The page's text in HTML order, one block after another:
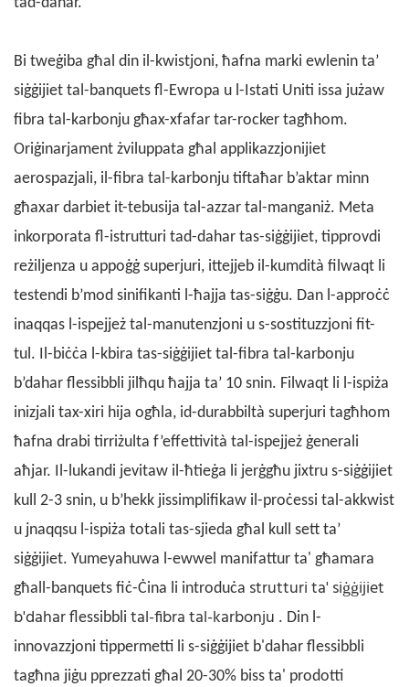
Bi tweġiba għal din il-kwistjoni, ħafna marki ewlenin ta’
siġġijiet tal-banquets fl-Ewropa u l-Istati Uniti issa jużaw
fibra tal-karbonju għax-xfafar tar-rocker tagħhom.
Oriġinarjament żviluppata għal applikazzjonijiet
aerospazjali, il-fibra tal-karbonju tiftaħar b’aktar minn
għaxar darbiet it-tebusija tal-azzar tal-manganiż. Meta
inkorporata fl-istrutturi tad-dahar tas-siġġijiet, tipprovdi
reżiljenza u appoġġ superjuri, ittejjeb il-kumdità filwaqt li
testendi b’mod sinifikanti l-ħajja tas-siġġu. Dan l-approċċ
inaqqas l-ispejjeż tal-manutenzjoni u s-sostituzzjoni fit-
tul. Il-biċċa l-kbira tas-siġġijiet tal-fibra tal-karbonju
b’dahar flessibbli jilħqu ħajja ta’ 10 snin. Filwaqt li l-ispiża
inizjali tax-xiri hija ogħla, id-durabbiltà superjuri tagħhom
ħafna drabi tirriżulta f’effettività tal-ispejjeż ġenerali
aħjar. Il-lukandi jevitaw il-ħtieġa li jerġgħu jixtru s-siġġijiet
kull 2-3 snin, u b’hekk jissimplifikaw il-proċessi tal-akkwist
u jnaqqsu l-ispiża totali tas-sjieda għal kull sett ta’
siġġijiet. Yumeyahuwa l-ewwel manifattur ta' għamara
għall-banquets fiċ-Ċina li introduċa strutturi ta' siġġijiet
b'dahar flessibbli tal-fibra tal-karbonju . Din l-
innovazzjoni tippermetti li s-siġġijiet b'dahar flessibbli
tagħna jiġu pprezzati għal 20-30% biss ta' prodotti